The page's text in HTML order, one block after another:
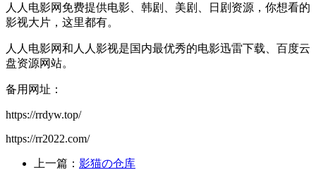
人人电影网免费提供电影、韩剧、美剧、日剧资源，你想看的
影视大片，这里都有。
人人电影网和人人影视是国内最优秀的电影迅雷下载、百度云
盘资源网站。
备用网址：
https://rrdyw.top/
https://rr2022.com/
上一篇： 影猫の仓库